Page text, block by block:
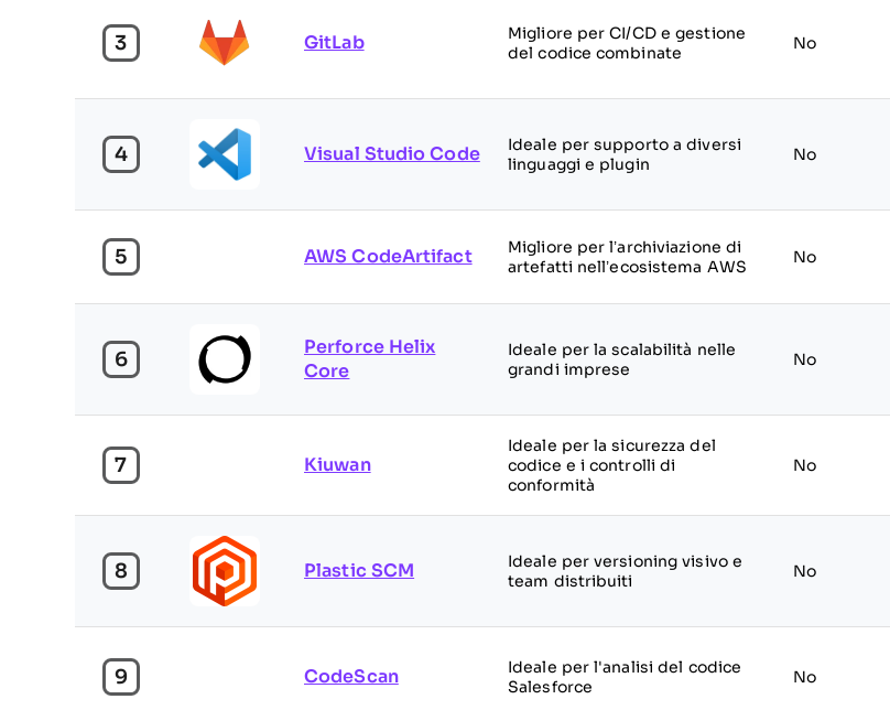
3 GitLab
Migliore per CI/CD e gestione
del codice combinate
No
4 Visual Studio Code
Ideale per supporto a diversi
linguaggi e plugin
No
5 AWS CodeArtifact
Migliore per l’archiviazione di
artefatti nell’ecosistema AWS
No
6
Perforce Helix
Core
Ideale per la scalabilità nelle
grandi imprese
No
7 Kiuwan
Ideale per la sicurezza del
codice e i controlli di
conformità
No
8 Plastic SCM
Ideale per versioning visivo e
team distribuiti
No
9 CodeScan
Ideale per l'analisi del codice
Salesforce
No